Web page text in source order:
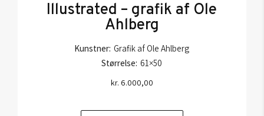
Illustrated – grafik af Ole
Ahlberg
Kunstner: Grafik af Ole Ahlberg
Størrelse: 61×50
kr. 6.000,00